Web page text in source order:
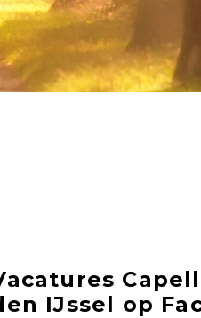
IJssel op